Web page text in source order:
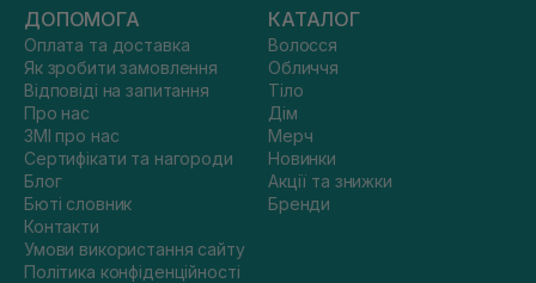
ДОПОМОГА
Оплата та доставка
Як зробити замовлення
Відповіді на запитання
Про нас
ЗМІ про нас
Сертифікати та нагороди
Блог
Бюті словник
Контакти
Умови використання сайту
Політика конфіденційності
КАТАЛОГ
Волосся
Обличчя
Тіло
Дім
Мерч
Новинки
Акції та знижки
Бренди